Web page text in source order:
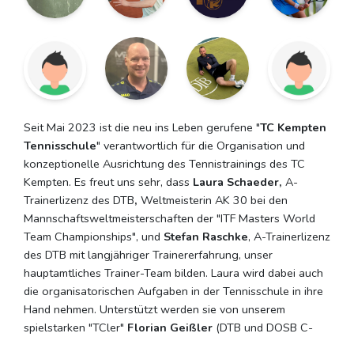
Seit Mai 2023 ist die neu ins Leben gerufene "TC Kempten
Tennisschule" verantwortlich für die Organisation und
konzeptionelle Ausrichtung des Tennistrainings des TC
Kempten. Es freut uns sehr, dass Laura Schaeder, A-
Trainerlizenz des DTB, Weltmeisterin AK 30 bei den
Mannschaftsweltmeisterschaften der "ITF Masters World
Team Championships", und Stefan Raschke, A-Trainerlizenz
des DTB mit langjähriger Trainererfahrung, unser
hauptamtliches Trainer-Team bilden. Laura wird dabei auch
die organisatorischen Aufgaben in der Tennisschule in ihre
Hand nehmen. Unterstützt werden sie von unserem
spielstarken "TCler" Florian Geißler (DTB und DOSB C-